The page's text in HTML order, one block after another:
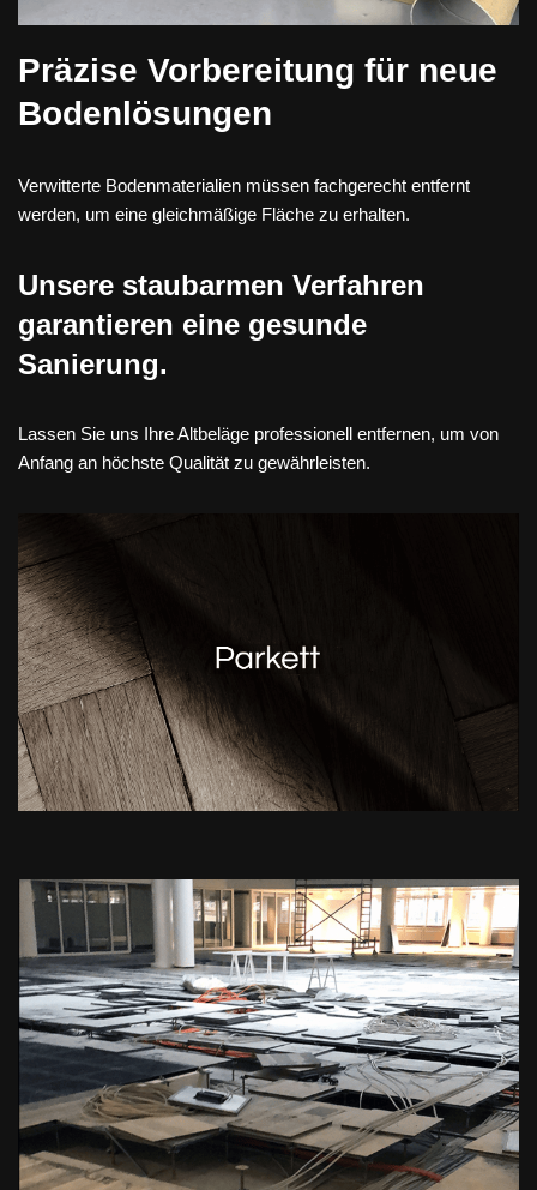
Präzise Vorbereitung für neue
Bodenlösungen
Verwitterte Bodenmaterialien müssen fachgerecht entfernt
werden, um eine gleichmäßige Fläche zu erhalten.
Unsere staubarmen Verfahren
garantieren eine gesunde
Sanierung.
Lassen Sie uns Ihre Altbeläge professionell entfernen, um von
Anfang an höchste Qualität zu gewährleisten.